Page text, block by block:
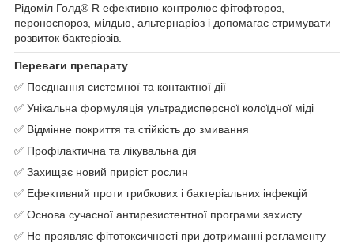
Рідоміл Голд® R ефективно контролює фітофтороз,
пероноспороз, мілдью, альтернаріоз і допомагає стримувати
розвиток бактеріозів.
Переваги препарату
✅ Поєднання системної та контактної дії
✅ Унікальна формуляція ультрадисперсної колоїдної міді
✅ Відмінне покриття та стійкість до змивання
✅ Профілактична та лікувальна дія
✅ Захищає новий приріст рослин
✅ Ефективний проти грибкових і бактеріальних інфекцій
✅ Основа сучасної антирезистентної програми захисту
✅ Не проявляє фітотоксичності при дотриманні регламенту